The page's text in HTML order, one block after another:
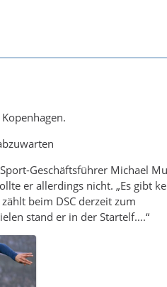
Geschäftsführer Michael
er allerdings nicht. „Es gibt
beim DSC derzeit zum
stand er in der Startelf….“